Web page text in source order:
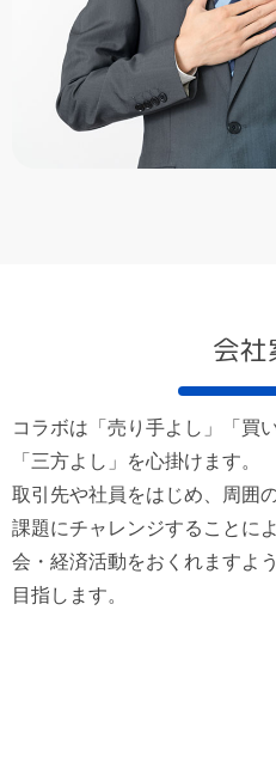
会社
コラボは「売り手よし」「買
「三方よし」を心掛けます。
取引先や社員をはじめ、周囲
課題にチャレンジすることに
会・経済活動をおくれますよ
目指します。